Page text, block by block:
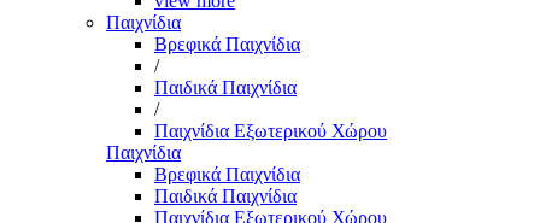
Παιχνίδια
Βρεφικά Παιχνίδια
/
Παιδικά Παιχνίδια
/
Παιχνίδια Εξωτερικού Χώρου
Παιχνίδια
Βρεφικά Παιχνίδια
Παιδικά Παιχνίδια
Παιχνίδια Εξωτερικού Χώρου